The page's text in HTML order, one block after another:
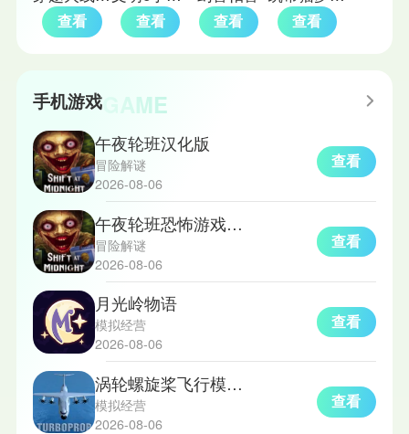
查看 查看 查看 查看
手机游戏GAME
午夜轮班汉化版
冒险解谜
2026-08-06
查看
午夜轮班恐怖游戏手机版
冒险解谜
2026-08-06
查看
月光岭物语
模拟经营
2026-08-06
查看
涡轮螺旋桨飞行模拟器国际版
模拟经营
2026-08-06
查看